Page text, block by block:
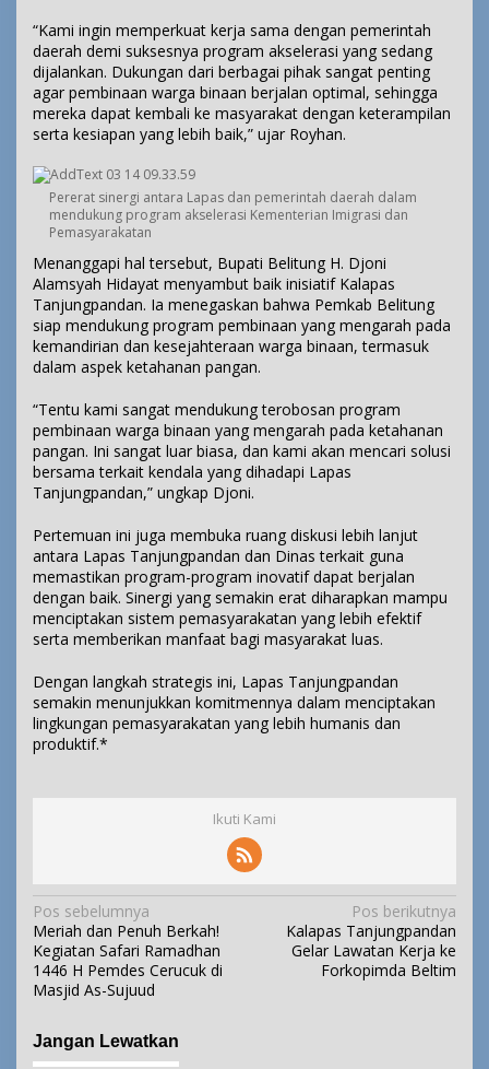
“Kami ingin memperkuat kerja sama dengan pemerintah
daerah demi suksesnya program akselerasi yang sedang
dijalankan. Dukungan dari berbagai pihak sangat penting
agar pembinaan warga binaan berjalan optimal, sehingga
mereka dapat kembali ke masyarakat dengan keterampilan
serta kesiapan yang lebih baik,” ujar Royhan.
Pererat sinergi antara Lapas dan pemerintah daerah dalam
mendukung program akselerasi Kementerian Imigrasi dan
Pemasyarakatan
Menanggapi hal tersebut, Bupati Belitung H. Djoni
Alamsyah Hidayat menyambut baik inisiatif Kalapas
Tanjungpandan. Ia menegaskan bahwa Pemkab Belitung
siap mendukung program pembinaan yang mengarah pada
kemandirian dan kesejahteraan warga binaan, termasuk
dalam aspek ketahanan pangan.
“Tentu kami sangat mendukung terobosan program
pembinaan warga binaan yang mengarah pada ketahanan
pangan. Ini sangat luar biasa, dan kami akan mencari solusi
bersama terkait kendala yang dihadapi Lapas
Tanjungpandan,” ungkap Djoni.
Pertemuan ini juga membuka ruang diskusi lebih lanjut
antara Lapas Tanjungpandan dan Dinas terkait guna
memastikan program-program inovatif dapat berjalan
dengan baik. Sinergi yang semakin erat diharapkan mampu
menciptakan sistem pemasyarakatan yang lebih efektif
serta memberikan manfaat bagi masyarakat luas.
Dengan langkah strategis ini, Lapas Tanjungpandan
semakin menunjukkan komitmennya dalam menciptakan
lingkungan pemasyarakatan yang lebih humanis dan
produktif.*
Ikuti Kami
N
a
v
i
a
Pos sebelumnya
Meriah dan Penuh Berkah!
Kegiatan Safari Ramadhan
1446 H Pemdes Cerucuk di
Masjid As-Sujuud
Pos berikutnya
Kalapas Tanjungpandan
Gelar Lawatan Kerja ke
Forkopimda Beltim
Jangan Lewatkan